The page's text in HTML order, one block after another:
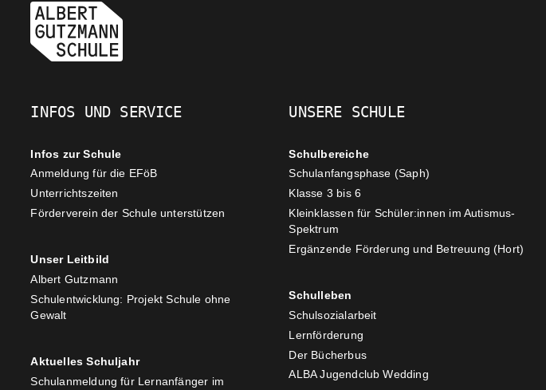
INFOS UND SERVICE
Infos zur Schule
Anmeldung für die EFöB
Unterrichtszeiten
Förderverein der Schule unterstützen
Unser Leitbild
Albert Gutzmann
Schulentwicklung: Projekt Schule ohne
Gewalt
Aktuelles Schuljahr
Schulanmeldung für Lernanfänger im
UNSERE SCHULE
Schulbereiche
Schulanfangsphase (Saph)
Klasse 3 bis 6
Kleinklassen für Schüler:innen im Autismus-
Spektrum
Ergänzende Förderung und Betreuung (Hort)
Schulleben
Schulsozialarbeit
Lernförderung
Der Bücherbus
ALBA Jugendclub Wedding